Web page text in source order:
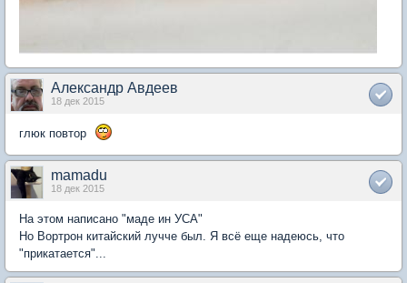
Александр Авдеев
18 дек 2015
глюк повтор
mamadu
18 дек 2015
На этом написано "маде ин УСА"
Но Вортрон китайский лучче был. Я всё еще надеюсь, что
"прикатается"...